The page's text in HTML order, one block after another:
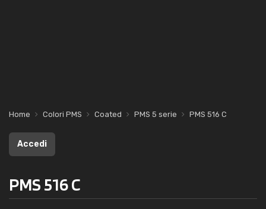
Home Colori PMS Coated PMS 5 serie PMS 516 C
Accedi
PMS 516 C